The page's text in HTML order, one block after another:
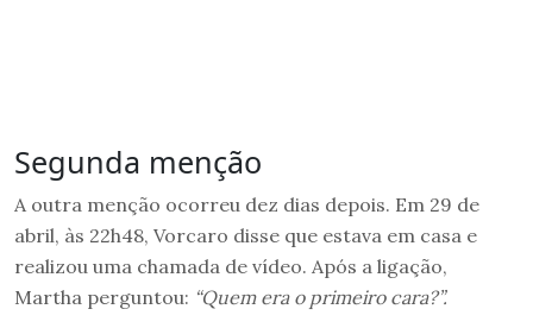
Segunda menção
A outra menção ocorreu dez dias depois. Em 29 de
abril, às 22h48, Vorcaro disse que estava em casa e
realizou uma chamada de vídeo. Após a ligação,
Martha perguntou: “Quem era o primeiro cara?”.